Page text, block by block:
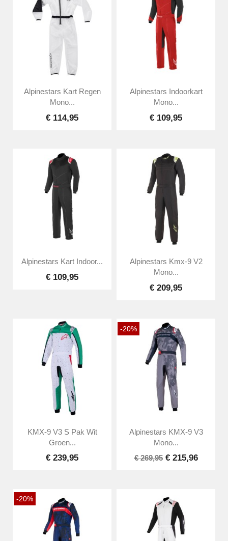
Alpinestars Kart Regen
Mono...
€ 114,95
Alpinestars Indoorkart
Mono...
€ 109,95
Alpinestars Kart Indoor...
€ 109,95
Alpinestars Kmx-9 V2
Mono...
€ 209,95
KMX-9 V3 S Pak Wit
Groen...
€ 239,95
-20%
Alpinestars KMX-9 V3
Mono...
€ 269,95 € 215,96
-20%